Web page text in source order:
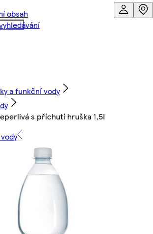
obsah
a funkční vody
s příchutí hruška 1,5l